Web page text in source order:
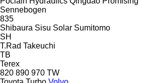
Sennebogen
835
Shibaura Sisu Solar Sumitomo
SH
T.Rad Takeuchi
TB
Terex
820 890 970 TW